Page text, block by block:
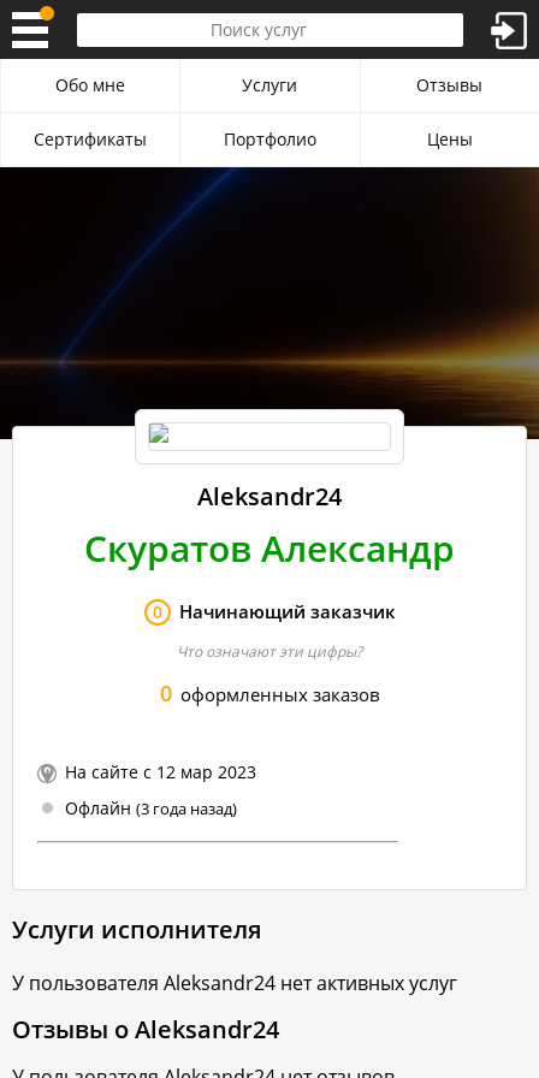
Aleksandr24
Скуратов Александр
0 Начинающий заказчик
Что означают эти цифры?
0 оформленных заказов
На сайте с 12 мар 2023
Офлайн (3 года назад)
Обо мне Услуги Отзывы
Сертификаты Портфолио Цены
Услуги исполнителя
У пользователя Aleksandr24 нет активных услуг
Отзывы оAleksandr24